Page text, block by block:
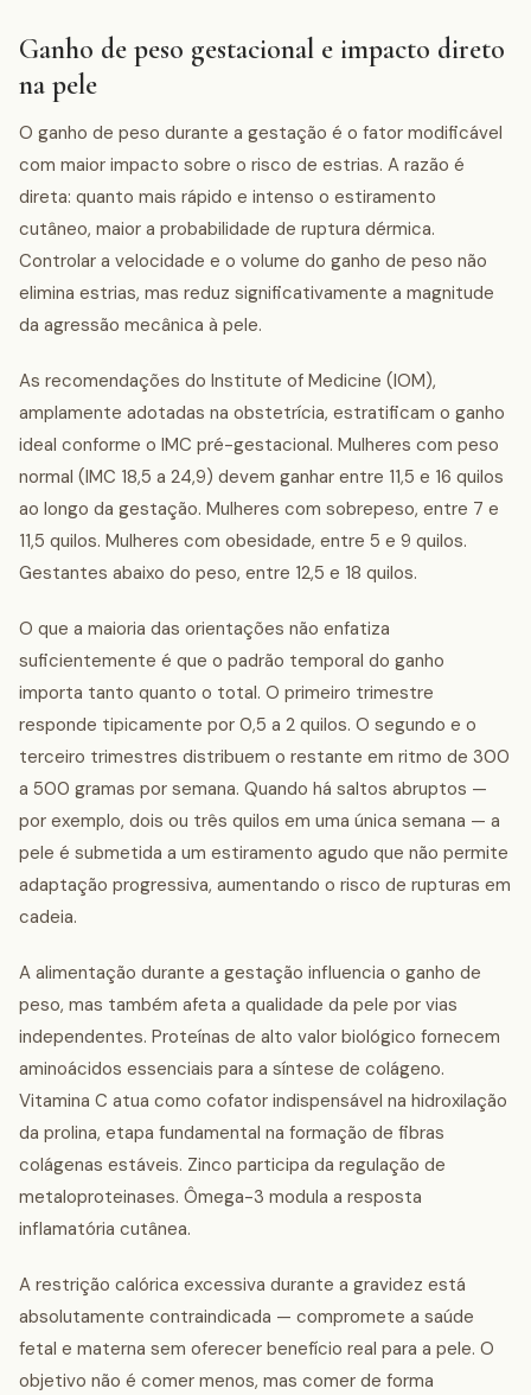
Ganho de peso gestacional e impacto direto
na pele
O ganho de peso durante a gestação é o fator modificável
com maior impacto sobre o risco de estrias. A razão é
direta: quanto mais rápido e intenso o estiramento
cutâneo, maior a probabilidade de ruptura dérmica.
Controlar a velocidade e o volume do ganho de peso não
elimina estrias, mas reduz significativamente a magnitude
da agressão mecânica à pele.
As recomendações do Institute of Medicine (IOM),
amplamente adotadas na obstetrícia, estratificam o ganho
ideal conforme o IMC pré-gestacional. Mulheres com peso
normal (IMC 18,5 a 24,9) devem ganhar entre 11,5 e 16 quilos
ao longo da gestação. Mulheres com sobrepeso, entre 7 e
11,5 quilos. Mulheres com obesidade, entre 5 e 9 quilos.
Gestantes abaixo do peso, entre 12,5 e 18 quilos.
O que a maioria das orientações não enfatiza
suficientemente é que o padrão temporal do ganho
importa tanto quanto o total. O primeiro trimestre
responde tipicamente por 0,5 a 2 quilos. O segundo e o
terceiro trimestres distribuem o restante em ritmo de 300
a 500 gramas por semana. Quando há saltos abruptos —
por exemplo, dois ou três quilos em uma única semana — a
pele é submetida a um estiramento agudo que não permite
adaptação progressiva, aumentando o risco de rupturas em
cadeia.
A alimentação durante a gestação influencia o ganho de
peso, mas também afeta a qualidade da pele por vias
independentes. Proteínas de alto valor biológico fornecem
aminoácidos essenciais para a síntese de colágeno.
Vitamina C atua como cofator indispensável na hidroxilação
da prolina, etapa fundamental na formação de fibras
colágenas estáveis. Zinco participa da regulação de
metaloproteinases. Ômega-3 modula a resposta
inflamatória cutânea.
A restrição calórica excessiva durante a gravidez está
absolutamente contraindicada — compromete a saúde
fetal e materna sem oferecer benefício real para a pele. O
objetivo não é comer menos, mas comer de forma